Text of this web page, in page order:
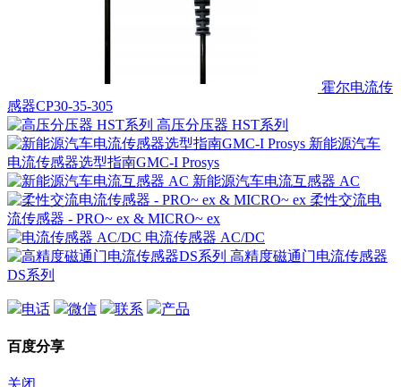
霍尔电流传
感器CP30-35-305
高压分压器 HST系列
新能源汽车
电流传感器选型指南GMC-I Prosys
新能源汽车电流互感器 AC
柔性交流电
流传感器 - PRO~ ex & MICRO~ ex
电流传感器 AC/DC
高精度磁通门电流传感器
DS系列
电话 微信 联系 产品
百度分享